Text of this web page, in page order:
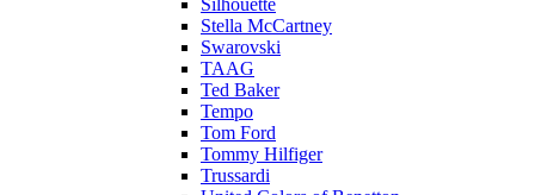
Silhouette
Stella McCartney
Swarovski
TAAG
Ted Baker
Tempo
Tom Ford
Tommy Hilfiger
Trussardi